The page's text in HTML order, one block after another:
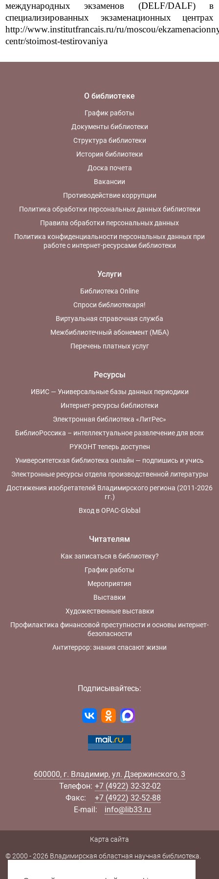
международных экзаменов (DELF/DALF) в
специализированных экзаменационных центрах
http://www.institutfrancais.ru/ru/moscou/
centr/stoimost-testirovaniya
О библиотеке
График работы
Документы библиотеки
Структура библиотеки
История библиотеки
Доска почета
Вакансии
Противодействие коррупции
Политика обработки персональных данных библиотеки
Правила обработки персональных данных
Политика конфиденциальности персональных данных при
работе с интернет-ресурсами библиотеки
Услуги
Библиотека Online
Спроси библиотекаря!
Виртуальная справочная служба
Межбиблиотечный абонемент (МБА)
Перечень платных услуг
Ресурсы
ИВИС — Универсальные базы данных периодики
Интернет-ресурсы библиотеки
Электронная библиотека «ЛитРес»
БиблиоРоссика – интеллектуальное развлечение для всех
РУКОНТ теперь доступен
Университетская библиотека онлайн — подпишись и учись
Электронные ресурсы отдела производственной литературы
Достижения изобретателей Владимирского региона (2011-2026
гг.)
Вход в OPAC-Global
Читателям
Как записаться в библиотеку?
График работы
Мероприятия
Выставки
Художественные выставки
Профилактика финансовой преступности и основы интернет-
безопасности
Антитеррор: знания спасают жизни
Подписывайтесь:
600000, г. Владимир, ул. Дзержинского, 3
Телефон: +7 (4922) 32-32-02
Факс:
+7 (4922) 32-52-88
E-mail:
info@lib33.ru
© 2000 - 2026 Владимирская областная научная библиотека.
Карта сайта